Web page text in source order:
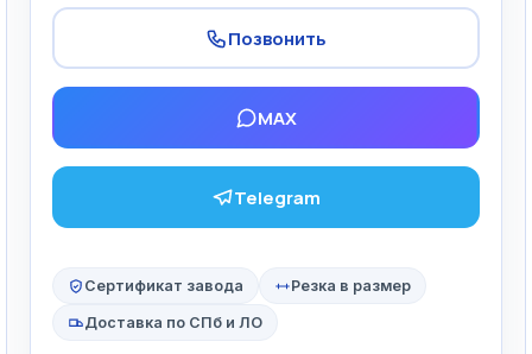
Позвонить
MAX
Telegram
Сертификат завода Резка в размер
Доставка по СПб и ЛО